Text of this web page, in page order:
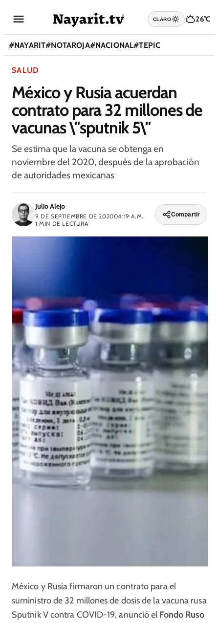
CLARO 26°C
#NAYARIT#NOTAROJA#NACIONAL#TEPIC
SALUD
México y Rusia acuerdan
contrato para 32 millones de
vacunas \"sputnik 5\"
Se estima que la vacuna se obtenga en
noviembre del 2020, después de la aprobación
de autoridades mexicanas
Julio Alejo
9 DE SEPTIEMBRE DE 202004:19 A.M.
1 MIN DE LECTURA
Compartir
México y Rusia firmaron un contrato para el
suministro de 32 millones de dosis de la vacuna rusa
Sputnik V contra COVID-19, anunció el Fondo Ruso